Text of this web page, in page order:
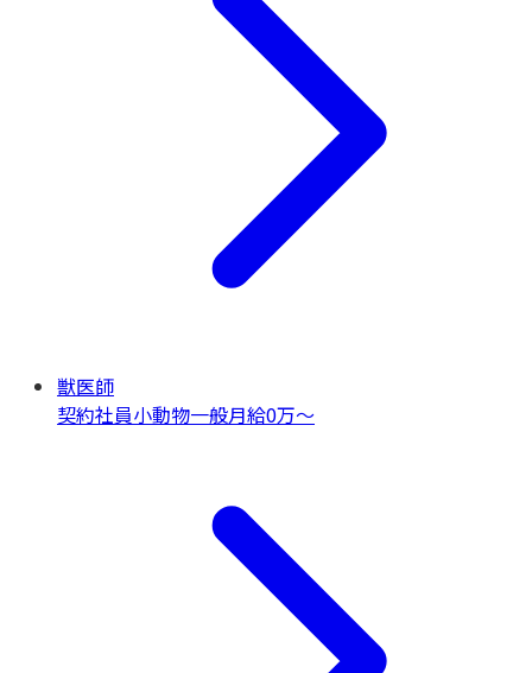
獣医師
契約社員小動物一般月給0万〜